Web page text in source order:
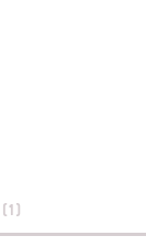
(1)